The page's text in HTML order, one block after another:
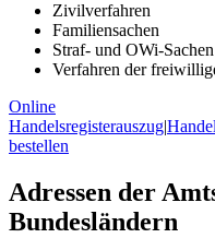
Zivilverfahren
Familiensachen
Straf- und OWi-Sachen
Verfahren der
Online
Handelsregisterauszug|
bestellen
Adressen der
Bundesländern